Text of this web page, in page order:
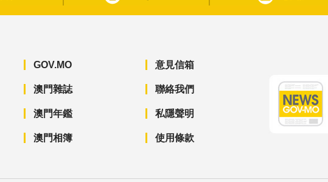
GOV.MO
澳門雜誌
澳門年鑑
澳門相簿
意見信箱
聯絡我們
私隱聲明
使用條款